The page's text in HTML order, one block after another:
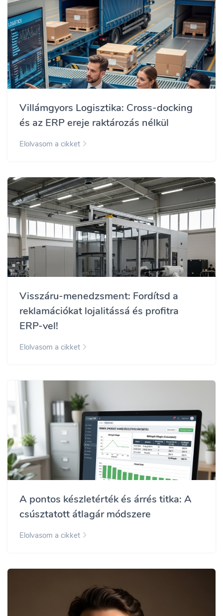
Villámgyors Logisztika: Cross-docking
és az ERP ereje raktározás nélkül
Elolvasom a cikket
Visszáru-menedzsment: Fordítsd a
reklamációkat lojalitássá és profitra
ERP-vel!
Elolvasom a cikket
A pontos készletérték és árrés titka: A
csúsztatott átlagár módszere
Elolvasom a cikket